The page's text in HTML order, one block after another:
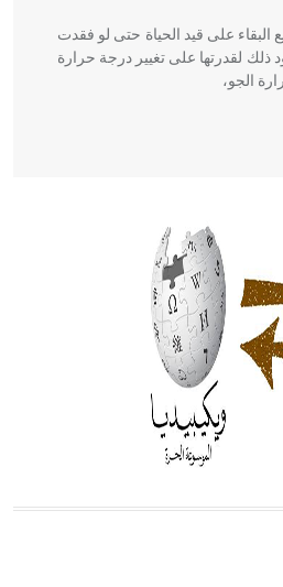
البقاء على قيد الحياة حتى لو فقدت
ذلك لقدرتها على تغيير درجة حرارة
الجو،
ورسالته في جروح الرأس. ويعود
الدين والفلسفة.
حيواني يتكون في البحر ويتركب
وهو أحمر أو شديد الحمرة وهو
الحجم ويسمى الش
اللفظ تم اعتمادها مصطلحاً